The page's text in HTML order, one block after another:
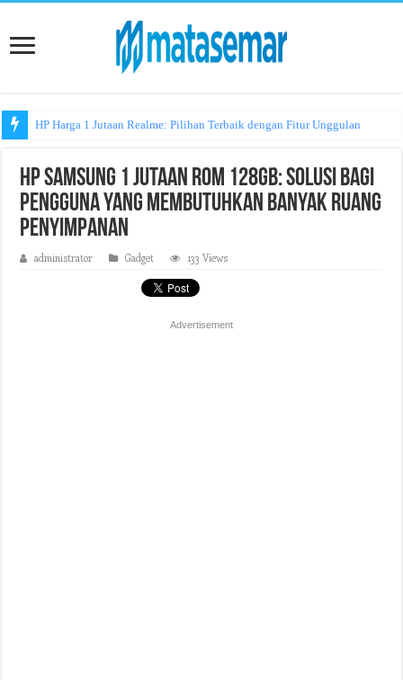
HP Harga 1 Jutaan Realme: Pilihan Terbaik dengan Fitur Unggulan
HP Samsung 1 Jutaan ROM 128GB: Solusi Bagi
Pengguna yang Membutuhkan Banyak Ruang
Penyimpanan
administrator Gadget 133 Views
Advertisement